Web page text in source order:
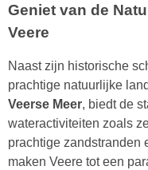
Geniet van de
Veere
Naast zijn historische
prachtige natuurlijke
Veerse Meer, biedt de
wateractiviteiten zoals
prachtige zandstranden
maken Veere tot een